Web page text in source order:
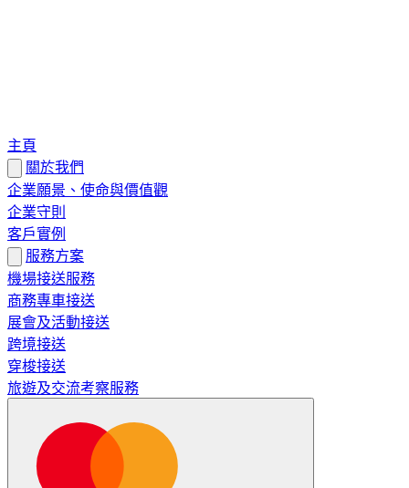
主頁
關於我們
企業願景、使命與價值觀
企業守則
客戶實例
服務方案
機場接送服務
商務專車接送
展會及活動接送
跨境接送
穿梭接送
旅遊及交流考察服務